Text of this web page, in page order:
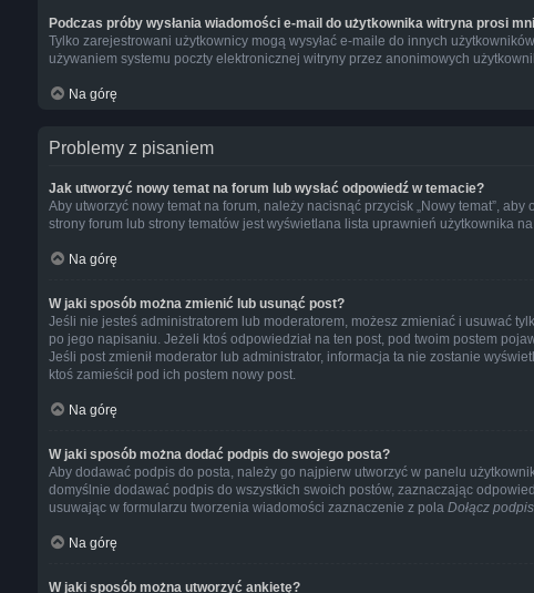
Podczas próby wysłania wiadomości e-mail do użytkownika witryna prosi
Tylko zarejestrowani użytkownicy mogą wysyłać e-maile do innych
używaniem systemu poczty elektronicznej witryny przez anonimowych
Na górę
Problemy z pisaniem
Jak utworzyć nowy temat na forum lub wysłać odpowiedź w temacie?
Aby utworzyć nowy temat na forum, należy nacisnąć przycisk „Nowy temat”,
strony forum lub strony tematów jest wyświetlana lista uprawnień użytkownika
Na górę
W jaki sposób można zmienić lub usunąć post?
Jeśli nie jesteś administratorem lub moderatorem, możesz zmieniać i usuwać
po jego napisaniu. Jeżeli ktoś odpowiedział na ten post, pod twoim postem
Jeśli post zmienił moderator lub administrator, informacja ta nie zostanie
ktoś zamieścił pod ich postem nowy post.
Na górę
W jaki sposób można dodać podpis do swojego posta?
Aby dodawać podpis do posta, należy go najpierw utworzyć w panelu
domyślnie dodawać podpis do wszystkich swoich postów, zaznaczając
usuwając w formularzu tworzenia wiadomości zaznaczenie z pola Dołącz podpis
Na górę
W jaki sposób można utworzyć ankietę?